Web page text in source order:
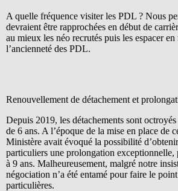
A quelle fréquence visiter les PDL ? Nous
devraient être rapprochées en début de
au mieux les néo recrutés puis les espacer
l’ancienneté des PDL.
Renouvellement de détachement et
Depuis 2019, les détachements sont
de 6 ans. A l’époque de la mise en place de
Ministère avait évoqué la possibilité
particuliers une prolongation exceptionnelle,
à 9 ans. Malheureusement, malgré notre
négociation n’a été entamé pour faire le
particulières.